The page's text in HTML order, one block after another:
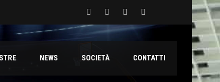
del Grifone nel territorio
NEWS SOCIETÀ CONTATTI